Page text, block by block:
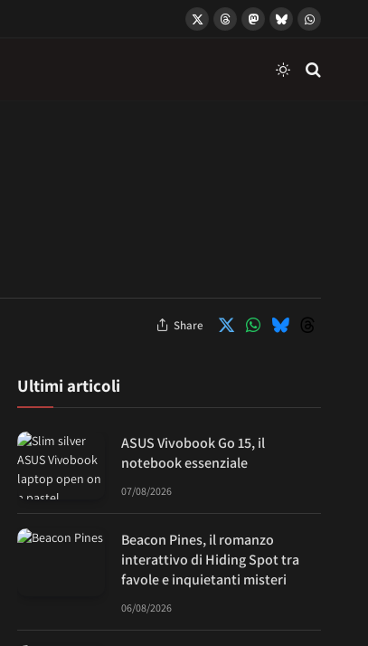
X
ThreadsMastodon
BlueskyWhatsApp
Share
Ultimi articoli
ASUS Vivobook Go 15, il
notebook essenziale
07/08/2026
Beacon Pines, il romanzo
interattivo di Hiding Spot tra
favole e inquietanti misteri
06/08/2026